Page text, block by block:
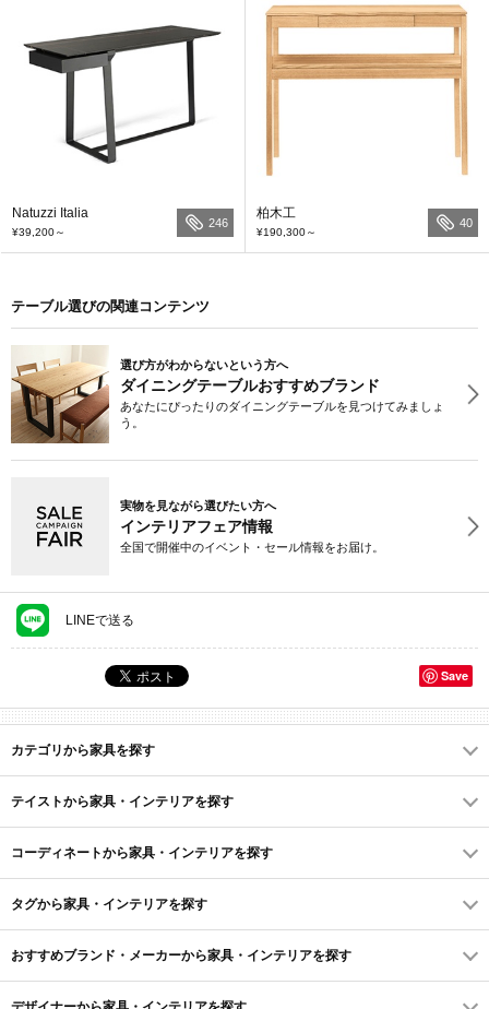
Natuzzi Italia
¥39,200～
246
柏木工
¥190,300～
40
テーブル選びの関連コンテンツ
選び方がわからないという方へ
ダイニングテーブルおすすめブランド
あなたにぴったりのダイニングテーブルを見つけてみましょ
う。
実物を見ながら選びたい方へ
インテリアフェア情報
全国で開催中のイベント・セール情報をお届け。
LINEで送る
Save
カテゴリから家具を探す
テイストから家具・インテリアを探す
コーディネートから家具・インテリアを探す
タグから家具・インテリアを探す
おすすめブランド・メーカーから家具・インテリアを探す